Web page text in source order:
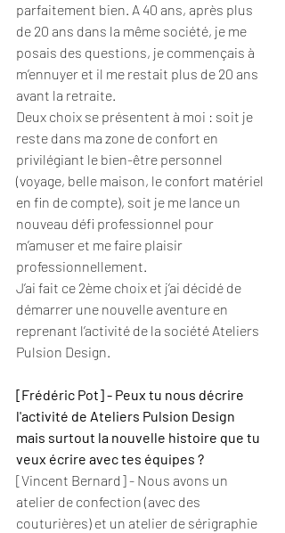
parfaitement bien. A 40 ans, après plus
de 20 ans dans la même société, je me
posais des questions, je commençais à
m’ennuyer et il me restait plus de 20 ans
avant la retraite.
Deux choix se présentent à moi : soit je
reste dans ma zone de confort en
privilégiant le bien-être personnel
(voyage, belle maison, le confort matériel
en fin de compte), soit je me lance un
nouveau défi professionnel pour
m’amuser et me faire plaisir
professionnellement.
J’ai fait ce 2ème choix et j’ai décidé de
démarrer une nouvelle aventure en
reprenant l’activité de la société Ateliers
Pulsion Design.
[Frédéric Pot] - Peux tu nous décrire
l'activité de Ateliers Pulsion Design
mais surtout la nouvelle histoire que tu
veux écrire avec tes équipes ?
[Vincent Bernard] - Nous avons un
atelier de confection (avec des
couturières) et un atelier de sérigraphie